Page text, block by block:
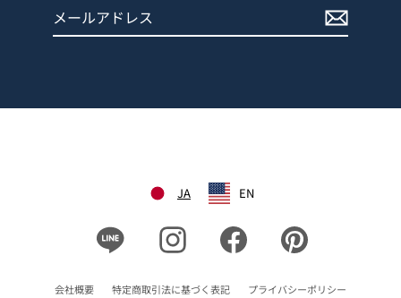
JA EN
Instagram Facebook
会社概要 特定商取引法に基づく表記 プライバシーポリシー